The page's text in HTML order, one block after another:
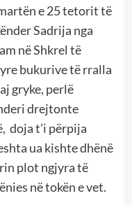
e 25 tetorit të
Sadrija nga
në Shkrel të
bukurive të rralla
gryke, perlë
drejtonte
doja t’i përpija
ua kishte dhënë
plot ngjyra të
në tokën e vet.